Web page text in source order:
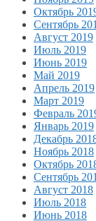
Октябрь
Сентябрь
Август 2019
Июль 2019
Июнь 2019
Май 2019
Апрель 2019
Март 2019
Февраль
Январь 2019
Декабрь
Ноябрь 2018
Октябрь
Сентябрь
Август 2018
Июль 2018
Июнь 2018